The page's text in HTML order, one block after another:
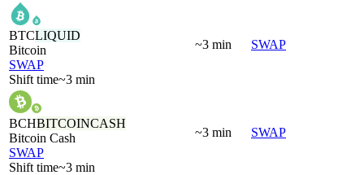
BTCLIQUID
Bitcoin
SWAP
Shift time~3 min
~3 min SWAP
BCHBITCOINCASH
Bitcoin Cash
SWAP
Shift time~3 min
~3 min SWAP